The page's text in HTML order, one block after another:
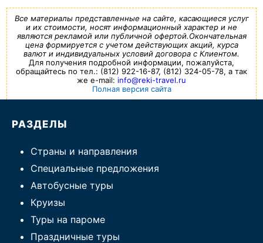
Все материалы представленные на сайте, касающиеся услуг
и их стоимости, носят информационный характер и не
являются рекламой или публичной офертой.Окончательная
цена формируется с учетом действующих акций, курса
валют и индивидуальных условий договора с Клиентом.
Для получения подробной информации, пожалуйста,
обращайтесь по тел.: (812) 922-16-87, (812) 324-05-78, а так
же e-mail: info@reki-travel.ru
Полная версия сайта
РАЗДЕЛЫ
Страны и направления
Специальные предложения
Автобусные туры
Круизы
Туры на пароме
Праздничные туры